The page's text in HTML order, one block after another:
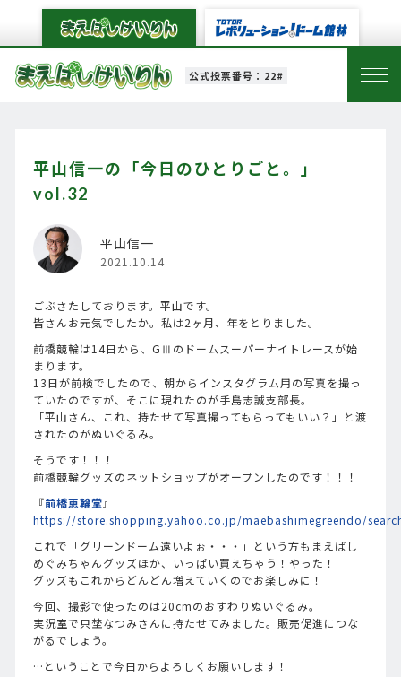
公式投票番号：22#
平山信一の「今日のひとりごと。」
vol.32
平山信一
2021.10.14
ごぶさたしております。平山です。
皆さんお元気でしたか。私は2ヶ月、年をとりました。
前橋競輪は14日から、GⅢのドームスーパーナイトレースが始
まります。
13日が前検でしたので、朝からインスタグラム用の写真を撮っ
ていたのですが、そこに現れたのが手島志誠支部長。
「平山さん、これ、持たせて写真撮ってもらってもいい？」と渡
されたのがぬいぐるみ。
そうです！！！
前橋競輪グッズのネットショップがオープンしたのです！！！
『前橋恵輪堂』
https://store.shopping.yahoo.co.jp/maebashimegreendo/
これで「グリーンドーム遠いよぉ・・・」という方もまえばし
めぐみちゃんグッズほか、いっぱい買えちゃう！やった！
グッズもこれからどんどん増えていくのでお楽しみに！
今回、撮影で使ったのは20cmのおすわりぬいぐるみ。
実況室で只埜なつみさんに持たせてみました。販売促進につな
がるでしょう。
…ということで今日からよろしくお願いします！